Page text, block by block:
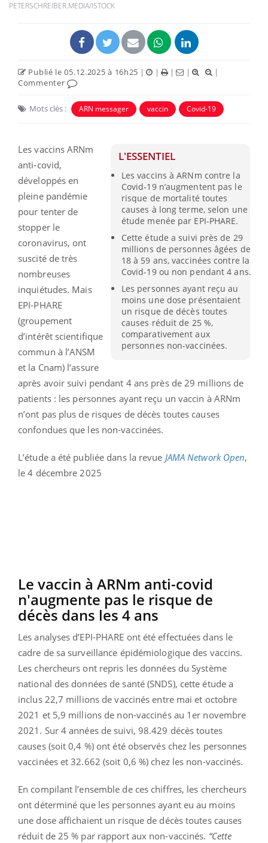
PETERSCHREIBER.MEDIA/ISTOCK
Publié le 05.12.2025 à 16h25 | | | |
|
Commenter
Mots clés : ARN messager vaccin Covid-19
L'ESSENTIEL
Les vaccins à ARNm contre la
Covid‑19 n’augmentent pas le
risque de mortalité toutes
causes à long terme, selon une
étude menée par EPI-PHARE.
Cette étude a suivi près de 29
millions de personnes âgées de
18 à 59 ans, vaccinées contre la
Covid-19 ou non pendant 4 ans.
Les personnes ayant reçu au
moins une dose présentaient
un risque de décès toutes
causes réduit de 25 %,
comparativement aux
personnes non-vaccinées.
Les vaccins ARNm
anti-covid,
développés en
pleine pandémie
pour tenter de
stopper le
coronavirus, ont
suscité de très
nombreuses
inquiétudes. Mais
EPI-PHARE
(groupement
d’intérêt scientifique
commun à l’ANSM
et la Cnam) l’assure
après avoir suivi pendant 4 ans près de 29 millions de
patients : les personnes ayant reçu un vaccin à ARNm
n’ont pas plus de risques de décès toutes causes
confondues que les non-vaccinées.
L’étude a été publiée dans la revue JAMA Network Open,
le 4 décembre 2025
Le vaccin à ARNm anti-covid
n'augmente pas le risque de
décès dans les 4 ans
Les analyses d’EPI-PHARE ont été effectuées dans le
cadre de sa surveillance épidémiologique des vaccins.
Les chercheurs ont repris les données du Système
national des données de santé (SNDS), cette étude a
inclus 22,7 millions de vaccinés entre mai et octobre
2021 et 5,9 millions de non-vaccinés au 1er novembre
2021. Sur 4 années de suivi, 98.429 décès toutes
causes (soit 0,4 %) ont été observés chez les personnes
vaccinées et 32.662 (soit 0,6 %) chez les non-vaccinés.
En compilant l’ensemble de ces chiffres, les chercheurs
ont déterminé que les personnes ayant eu au moins
une dose affichaient un risque de décès toutes causes
réduit de 25 % par rapport aux non-vaccinés. “Cette